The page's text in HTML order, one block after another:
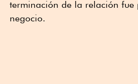
terminación de la relación fue
negocio.